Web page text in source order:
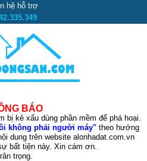
hệ hỗ trợ
BÁO
bị kẻ xấu dùng phần mềm để phá hoại.
không phải người máy"theo hướng
dung trên website alonhadat.com.vn
bất tiện này. Xin cám ơn.
trọng.